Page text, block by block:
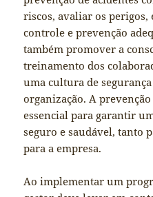
riscos, avaliar os perigos,
controle e prevenção
também promover a
treinamento dos
uma cultura de
organização. A
essencial para garantir
seguro e saudável, tanto
para a empresa.
Ao implementar um